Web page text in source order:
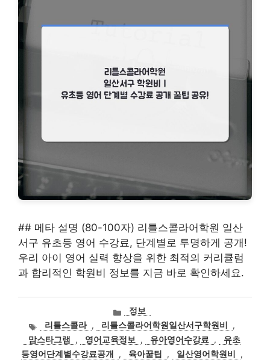
## 메타 설명 (80-100자) 리틀스콜라어학원 일산
서구 유초등 영어 수강료, 단계별로 투명하게 공개!
우리 아이 영어 실력 향상을 위한 최적의 커리큘럼
과 합리적인 학원비 정보를 지금 바로 확인하세요.
카
테
고
리
정보
태
그
리틀스콜라 , 리틀스콜라어학원일산서구학원비
,
맘스타그램
, 영어교육정보 , 유아영어수강료 ,
유초
등영어단계별수강료공개
, 육아꿀팁 , 일산영어학원비
,